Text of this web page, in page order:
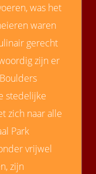
was het
waren
gerecht
zijn er
stedelijke
zich naar alle
Park
vrijwel
zijn